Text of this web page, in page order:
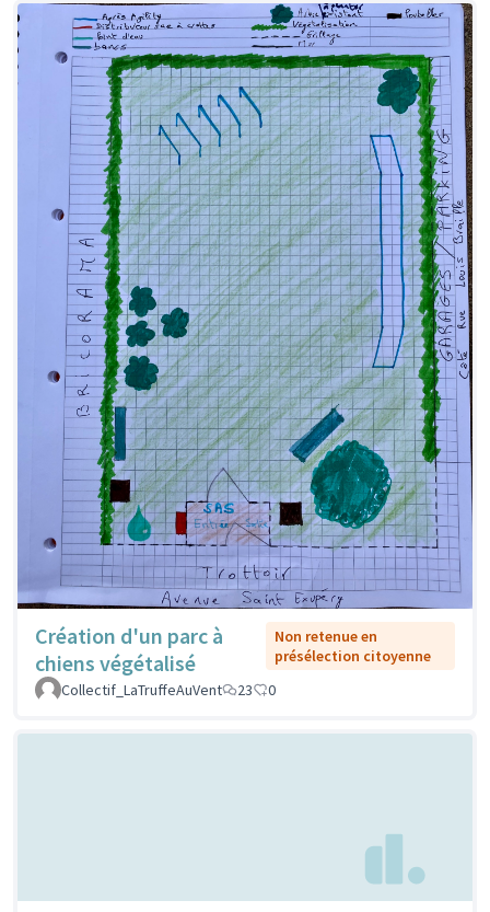
Création d'un parc à
chiens végétalisé
Non retenue en
présélection citoyenne
Collectif_LaTruffeAuVent
23 0